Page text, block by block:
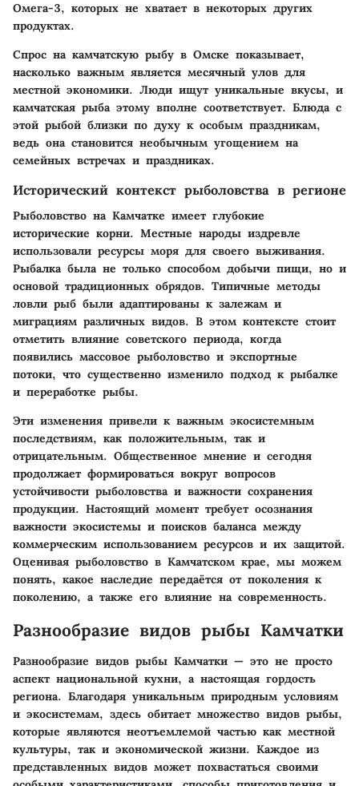
Омега-3, которых не хватает в некоторых других
продуктах.
Спрос на камчатскую рыбу в Омске показывает,
насколько важным является месячный улов для
местной экономики. Люди ищут уникальные вкусы, и
камчатская рыба этому вполне соответствует. Блюда с
этой рыбой близки по духу к особым праздникам,
ведь она становится необычным угощением на
семейных встречах и праздниках.
Исторический контекст рыболовства в регионе
Рыболовство на Камчатке имеет глубокие
исторические корни. Местные народы издревле
использовали ресурсы моря для своего выживания.
Рыбалка была не только способом добычи пищи, но и
основой традиционных обрядов. Типичные методы
ловли рыб были адаптированы к залежам и
миграциям различных видов. В этом контексте стоит
отметить влияние советского периода, когда
появились массовое рыболовство и экспортные
потоки, что существенно изменило подход к рыбалке
и переработке рыбы.
Эти изменения привели к важным экосистемным
последствиям, как положительным, так и
отрицательным. Общественное мнение и сегодня
продолжает формироваться вокруг вопросов
устойчивости рыболовства и важности сохранения
продукции. Настоящий момент требует осознания
важности экосистемы и поисков баланса между
коммерческим использованием ресурсов и их защитой.
Оценивая рыболовство в Камчатском крае, мы можем
понять, какое наследие передаётся от поколения к
поколению, а также его влияние на современность.
Разнообразие видов рыбы Камчатки
Разнообразие видов рыбы Камчатки — это не просто
аспект национальной кухни, а настоящая гордость
региона. Благодаря уникальным природным условиям
и экосистемам, здесь обитает множество видов рыбы,
которые являются неотъемлемой частью как местной
культуры, так и экономической жизни. Каждое из
представленных видов может похвастаться своими